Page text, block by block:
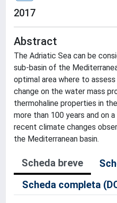
2017
Abstract
The Adriatic Sea can be
sub-basin of the
optimal area where to
change on the water mass
thermohaline properties in
more than 100 years and on
recent climate changes
the Mediterranean basin.
Scheda breve
Scheda completa